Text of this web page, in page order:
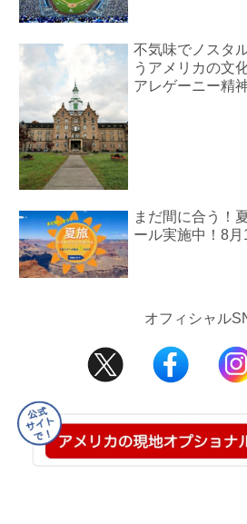
不気味でノスタ
うアメリカの文
アレゲーニー精
まだ間に合う！
ール実施中！8
オフィシャル